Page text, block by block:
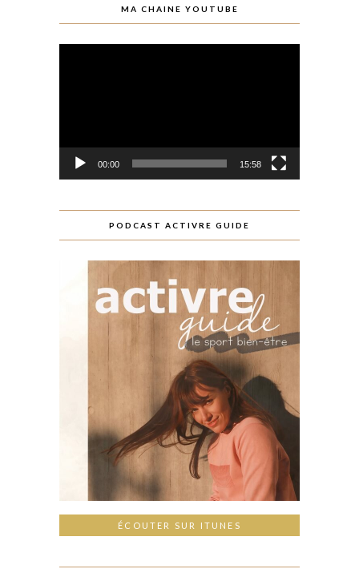
MA CHAINE YOUTUBE
00:00 15:58
PODCAST ACTIVRE GUIDE
ÉCOUTER SUR ITUNES